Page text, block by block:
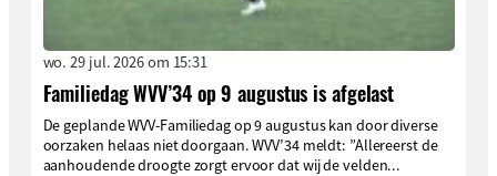
wo. 29 jul. 2026 om 15:31
Familiedag WVV’34 op 9 augustus is afgelast
De geplande WVV-Familiedag op 9 augustus kan door diverse
oorzaken helaas niet doorgaan. WVV’34 meldt: ”Allereerst de
aanhoudende droogte zorgt ervoor dat wij de velden...